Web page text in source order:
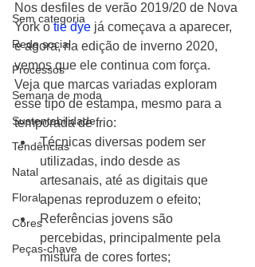
Sem categoria
Rede social
Processos
Semana de moda
Sustentabilidade
Tendências
Natal
Floral
Cores
Peças-chave
Nos desfiles de verão 2019/20 de Nova
York o tie dye já começava a aparecer,
e agora, na edição de inverno 2020,
vemos que ele continua com força.
Veja que marcas variadas exploram
esse tipo de estampa, mesmo para a
temporada de frio:
Técnicas diversas podem ser
utilizadas, indo desde as
artesanais, até as digitais que
apenas reproduzem o efeito;
Referências jovens são
percebidas, principalmente pela
mistura de cores fortes;